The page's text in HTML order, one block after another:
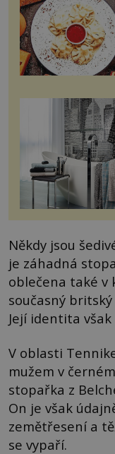
Někdy jsou
je záhadná
oblečena také v
současný
Její identita
V oblasti
mužem v
stopařka z
On je však
zemětřesení a
se vypaří.